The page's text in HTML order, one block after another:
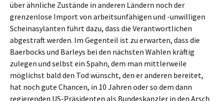
über ähnliche Zustände in anderen Ländern noch der
grenzenlose Import von arbeitsunfähigen und -unwilligen
Scheinasylanten führt dazu, dass die Verantwortlichen
abgestraft werden. Im Gegenteil ist zu erwarten, dass die
Baerbocks und Barleys bei den nächsten Wahlen kräftig
zulegen und selbst ein Spahn, dem man mittlerweile
möglichst bald den Tod wünscht, den er anderen bereitet,
hat noch gute Chancen, in 10 Jahren oder so dem dann
regierenden US-Präsidenten als Bundeskanzler in den Arsch